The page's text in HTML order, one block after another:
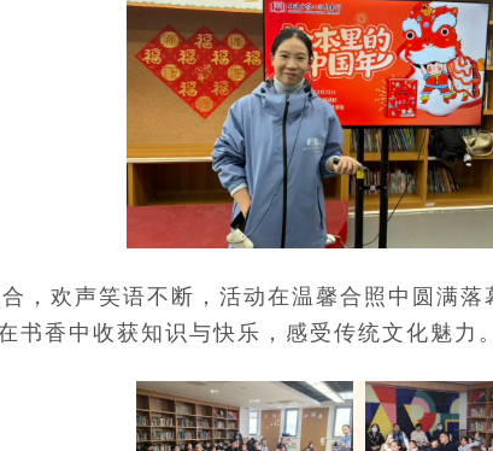
，欢声笑语不断，活动在温馨合照中圆满落
书香中收获知识与快乐，感受传统文化魅力。